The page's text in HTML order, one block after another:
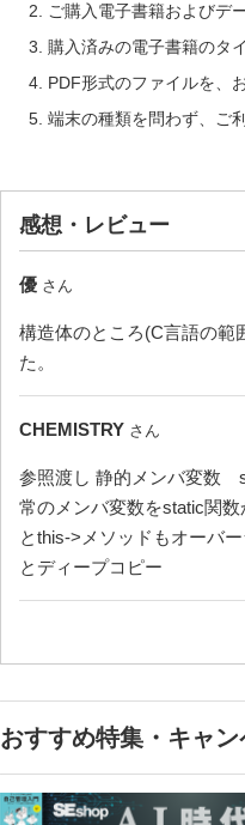
ご購入電子書籍およびデ
購入済みの電子書籍のタ
PDF形式のファイルを、
端末の種類を問わず、ご
感想・レビュー
優 さん
構造体のところ(C言語の範
た。
CHEMISTRY さん
参照渡し 静的メンバ変数
常のメンバ変数をstatic関
とthis->メソッドもオーバ
とディープコピー
おすすめ特集・キャン